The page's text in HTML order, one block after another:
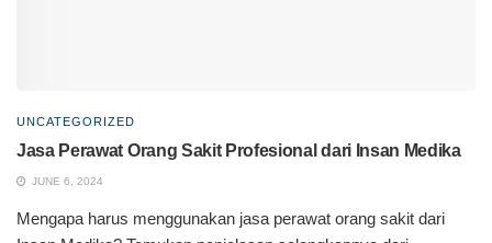
UNCATEGORIZED
Jasa Perawat Orang Sakit Profesional dari Insan Medika
JUNE 6, 2024
Mengapa harus menggunakan jasa perawat orang sakit dari